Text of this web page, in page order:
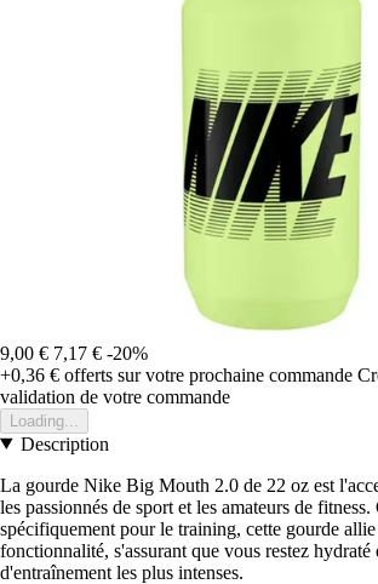
9,00 € 7,17 € -20%
+0,36 € offerts sur votre prochaine commande
validation de votre commande
Loading...
Description
La gourde Nike Big Mouth 2.0 de 22 oz est
les passionnés de sport et les amateurs de fitness.
spécifiquement pour le training, cette gourde
fonctionnalité, s'assurant que vous restez hydraté
d'entraînement les plus intenses.